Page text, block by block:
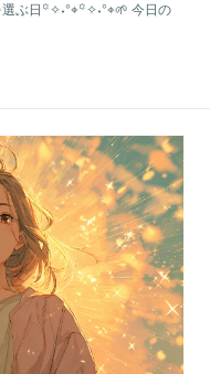
ぶ日꙳✧˖°⌖꙳✧˖°⌖🌱 今日の